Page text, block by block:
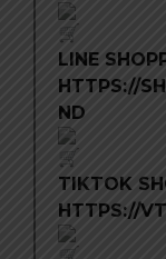
LINE
HTTPS://
ND
TIKTOK
HTTPS://